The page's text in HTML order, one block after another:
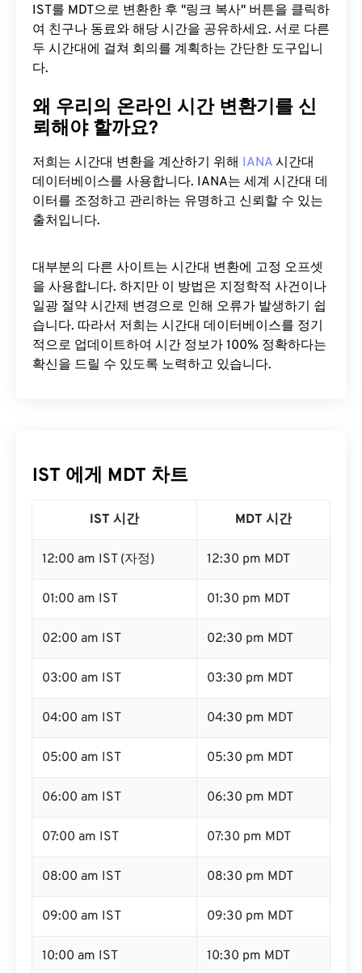
IST를 MDT으로 변환한 후 "링크 복사" 버튼을 클릭하
여 친구나 동료와 해당 시간을 공유하세요. 서로 다른
두 시간대에 걸쳐 회의를 계획하는 간단한 도구입니
다.
왜 우리의 온라인 시간 변환기를 신
뢰해야 할까요?
저희는 시간대 변환을 계산하기 위해 IANA 시간대
데이터베이스를 사용합니다. IANA는 세계 시간대 데
이터를 조정하고 관리하는 유명하고 신뢰할 수 있는
출처입니다.
대부분의 다른 사이트는 시간대 변환에 ​​고정 오프셋
을 사용합니다. 하지만 이 방법은 지정학적 사건이나
일광 절약 시간제 변경으로 인해 오류가 발생하기 쉽
습니다. 따라서 저희는 시간대 데이터베이스를 정기
적으로 업데이트하여 시간 정보가 100% 정확하다는
확신을 드릴 수 있도록 노력하고 있습니다.
IST 에게 MDT 차트
IST 시간 MDT 시간
12:00 am IST (자정) 12:30 pm MDT
01:00 am IST 01:30 pm MDT
02:00 am IST 02:30 pm MDT
03:00 am IST 03:30 pm MDT
04:00 am IST 04:30 pm MDT
05:00 am IST 05:30 pm MDT
06:00 am IST 06:30 pm MDT
07:00 am IST 07:30 pm MDT
08:00 am IST 08:30 pm MDT
09:00 am IST 09:30 pm MDT
10:00 am IST 10:30 pm MDT